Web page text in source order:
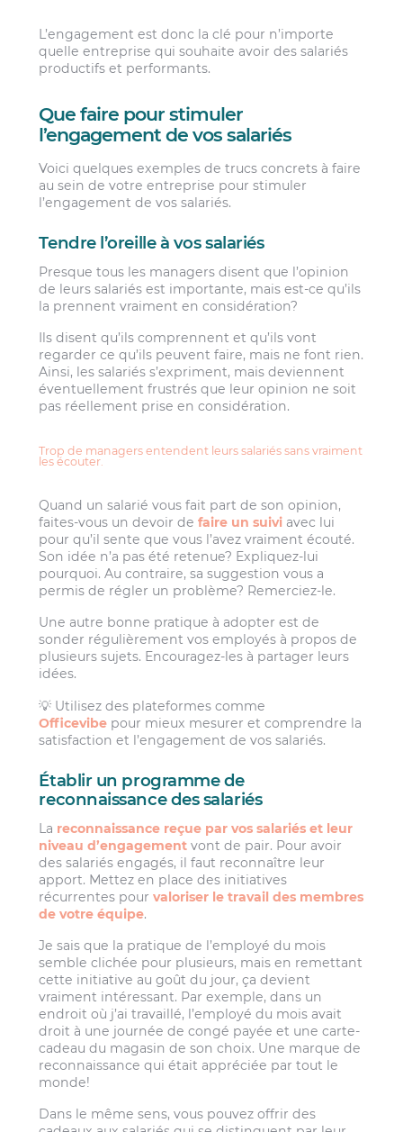
L’engagement est donc la clé pour n’importe
quelle entreprise qui souhaite avoir des salariés
productifs et performants.
Que faire pour stimuler
l’engagement de vos salariés
Voici quelques exemples de trucs concrets à faire
au sein de votre entreprise pour stimuler
l’engagement de vos salariés.
Tendre l’oreille à vos salariés
Presque tous les managers disent que l’opinion
de leurs salariés est importante, mais est-ce qu’ils
la prennent vraiment en considération?
Ils disent qu’ils comprennent et qu’ils vont
regarder ce qu’ils peuvent faire, mais ne font rien.
Ainsi, les salariés s’expriment, mais deviennent
éventuellement frustrés que leur opinion ne soit
pas réellement prise en considération.
Trop de managers entendent leurs salariés sans vraiment
les écouter.
Quand un salarié vous fait part de son opinion,
faites-vous un devoir defaire un suivi avec lui
pour qu’il sente que vous l’avez vraiment écouté.
Son idée n’a pas été retenue? Expliquez-lui
pourquoi. Au contraire, sa suggestion vous a
permis de régler un problème? Remerciez-le.
Une autre bonne pratique à adopter est de
sonder régulièrement vos employés à propos de
plusieurs sujets. Encouragez-les à partager leurs
idées.
💡 Utilisez des plateformes comme
Officevibe pour mieux mesurer et comprendre la
satisfaction et l’engagement de vos salariés.
Établir un programme de
reconnaissance des salariés
La reconnaissance reçue par vos salariés et leur
niveau d’engagement vont de pair. Pour avoir
des salariés engagés, il faut reconnaître leur
apport. Mettez en place des initiatives
récurrentes pourvaloriser le travail des membres
de votre équipe.
Je sais que la pratique de l’employé du mois
semble clichée pour plusieurs, mais en remettant
cette initiative au goût du jour, ça devient
vraiment intéressant. Par exemple, dans un
endroit où j’ai travaillé, l’employé du mois avait
droit à une journée de congé payée et une carte-
cadeau du magasin de son choix. Une marque de
reconnaissance qui était appréciée par tout le
monde!
Dans le même sens, vous pouvez offrir des